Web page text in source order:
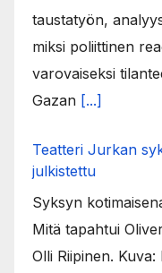
taustatyön,
miksi poliittinen
varovaiseksi
Gazan [...]
Teatteri Jurkan
julkistettu
Syksyn
Mitä tapahtui
Olli Riipinen.